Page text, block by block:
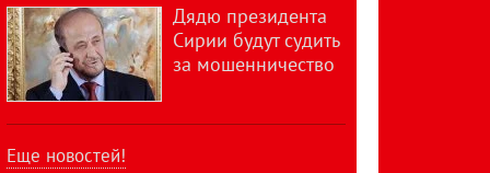
Дядю президента
Сирии будут судить
за мошенничество
Еще новостей!